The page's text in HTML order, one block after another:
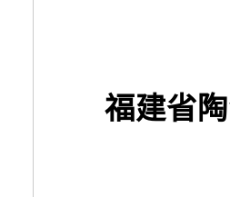
福建省